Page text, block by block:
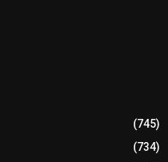
(745)
(734)